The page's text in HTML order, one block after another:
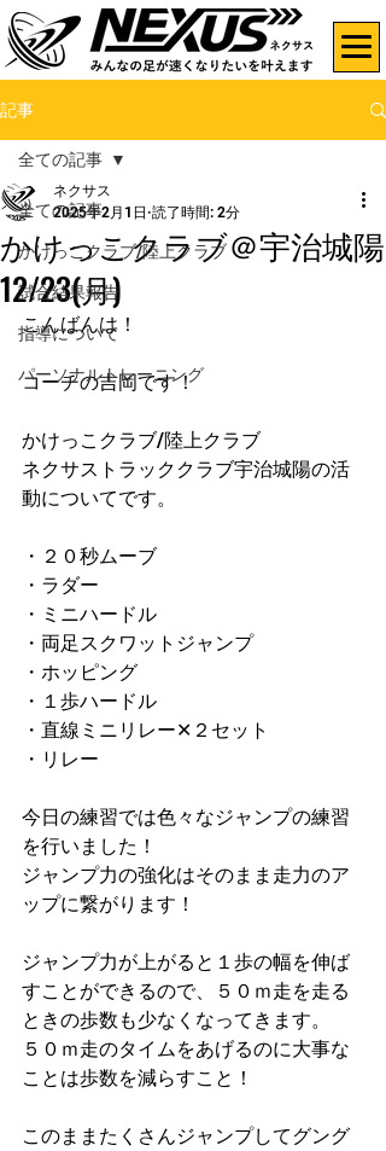
記事
全ての記事
かけっこクラブ/陸上クラブ
試合結果報告
指導について
パーソナルトレーニング
全ての記事
かけっこクラブ＠宇治城陽
12/23(月)
ネクサス
2025年2月1日 読了時間: 2分
こんばんは！
コーチの吉岡です！
かけっこクラブ/陸上クラブ
ネクサストラッククラブ宇治城陽の活
動についてです。
・２０秒ムーブ
・ラダー
・ミニハードル
・両足スクワットジャンプ
・ホッピング
・１歩ハードル
・直線ミニリレー✕２セット
・リレー
今日の練習では色々なジャンプの練習
を行いました！
ジャンプ力の強化はそのまま走力のア
ップに繋がります！
ジャンプ力が上がると１歩の幅を伸ば
すことができるので、５０ｍ走を走る
ときの歩数も少なくなってきます。
５０ｍ走のタイムをあげるのに大事な
ことは歩数を減らすこと！
このままたくさんジャンプしてグング